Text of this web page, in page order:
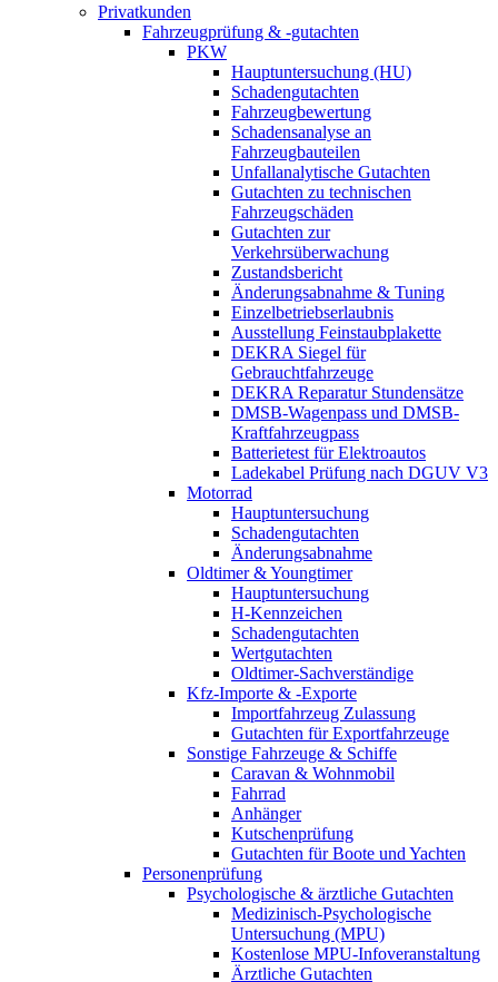
Privatkunden
Fahrzeugprüfung & -gutachten
PKW
Hauptuntersuchung (HU)
Schadengutachten
Fahrzeugbewertung
Schadensanalyse an
Fahrzeugbauteilen
Unfallanalytische Gutachten
Gutachten zu technischen
Fahrzeugschäden
Gutachten zur
Verkehrsüberwachung
Zustandsbericht
Änderungsabnahme & Tuning
Einzelbetriebserlaubnis
Ausstellung Feinstaubplakette
DEKRA Siegel für
Gebrauchtfahrzeuge
DEKRA Reparatur Stundensätze
DMSB-Wagenpass und DMSB-
Kraftfahrzeugpass
Batterietest für Elektroautos
Ladekabel Prüfung nach DGUV V3
Motorrad
Hauptuntersuchung
Schadengutachten
Änderungsabnahme
Oldtimer & Youngtimer
Hauptuntersuchung
H-Kennzeichen
Schadengutachten
Wertgutachten
Oldtimer-Sachverständige
Kfz-Importe & -Exporte
Importfahrzeug Zulassung
Gutachten für Exportfahrzeuge
Sonstige Fahrzeuge & Schiffe
Caravan & Wohnmobil
Fahrrad
Anhänger
Kutschenprüfung
Gutachten für Boote und Yachten
Personenprüfung
Psychologische & ärztliche Gutachten
Medizinisch-Psychologische
Untersuchung (MPU)
Kostenlose MPU-Infoveranstaltung
Ärztliche Gutachten